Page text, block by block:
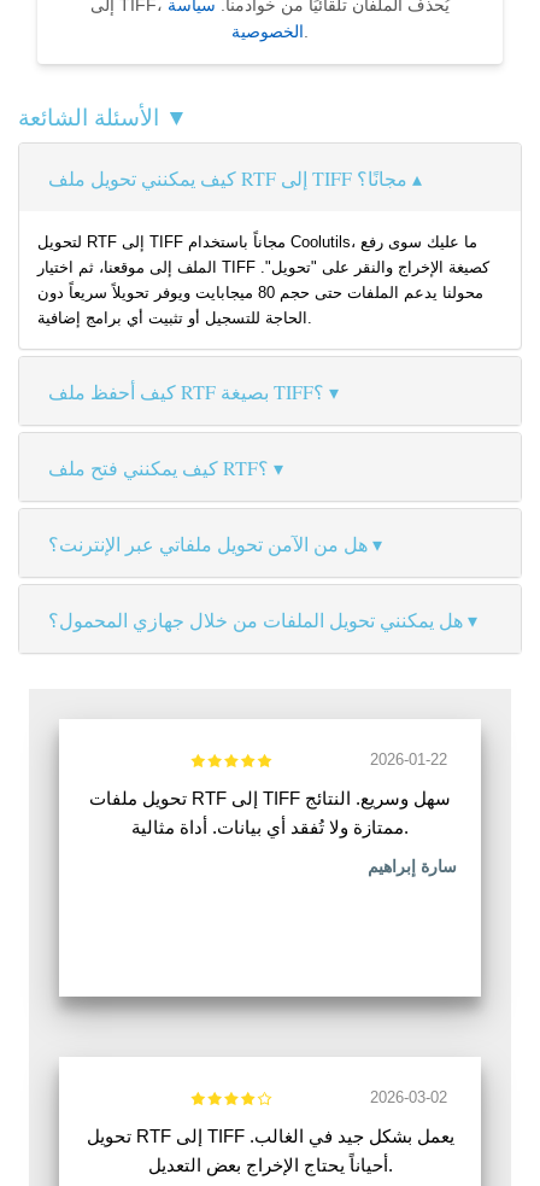
إلى TIFF، يُحذف الملفان تلقائيًا من خوادمنا. سياسة
الخصوصية.
الأسئلة الشائعة ▼
كيف يمكنني تحويل ملف RTF إلى TIFF مجانًا؟
لتحويل RTF إلى TIFF مجاناً باستخدام Coolutils، ما عليك سوى رفع
الملف إلى موقعنا، ثم اختيار TIFF كصيغة الإخراج والنقر على "تحويل".
محولنا يدعم الملفات حتى حجم 80 ميجابايت ويوفر تحويلاً سريعاً دون
الحاجة للتسجيل أو تثبيت أي برامج إضافية.
كيف أحفظ ملف RTF بصيغة TIFF؟
كيف يمكنني فتح ملف RTF؟
هل من الآمن تحويل ملفاتي عبر الإنترنت؟
هل يمكنني تحويل الملفات من خلال جهازي المحمول؟
2026-01-22
تحويل ملفات RTF إلى TIFF سهل وسريع. النتائج
ممتازة ولا تُفقد أي بيانات. أداة مثالية.
سارة إبراهيم
2026-03-02
تحويل RTF إلى TIFF يعمل بشكل جيد في الغالب.
أحياناً يحتاج الإخراج بعض التعديل.